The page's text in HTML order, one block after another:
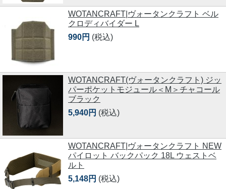
WOTANCRAFT|ヴォータンクラフト ベル
クロディバイダー L
990円 (税込)
WOTANCRAFT(ヴォータンクラフト) ジッ
パーポケットモジュール＜M＞チャコール
ブラック
5,940円 (税込)
WOTANCRAFT|ヴォータンクラフト NEW
パイロット バックパック 18L ウェストベ
ルト
5,148円 (税込)